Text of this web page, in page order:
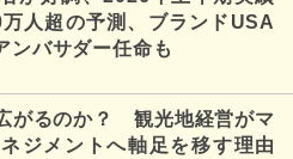
人超の予測、ブランドUSA
ンバサダー任命も
がるのか？ 観光地経営がマ
ジメントへ軸足を移す理由